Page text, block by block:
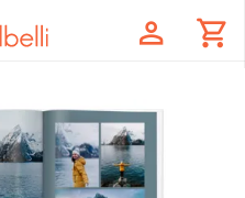
profile shopping_cart